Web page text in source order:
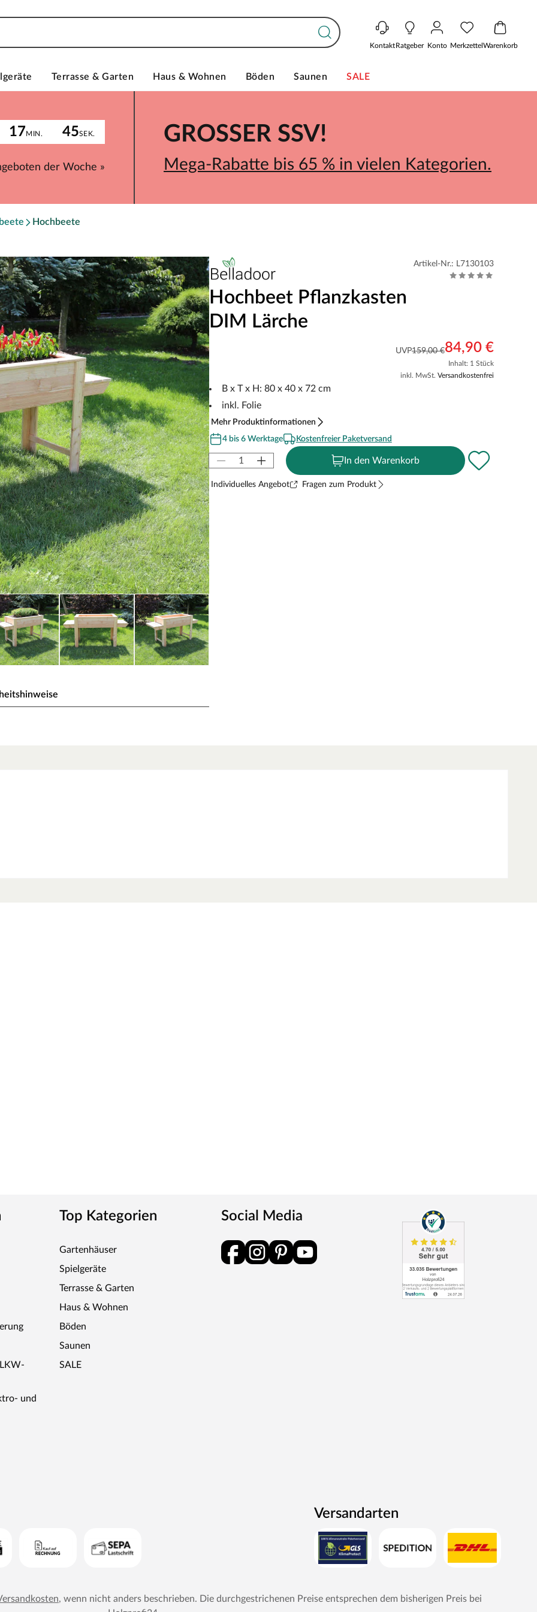
KontaktRatgeber Konto MerkzettelWarenkorb
Terrasse & Garten Haus & Wohnen Böden Saunen SALE
17MIN. 45SEK.
der Woche »
GROSSER SSV!
Mega-Rabatte bis 65 % in vielen Kategorien.
Hochbeete
kannst du alles anpflanzen, was dein
Artikel-Nr.: L7130103
Hochbeet Pflanzkasten
DIM Lärche
UVP159,00 €84,90 €
Inhalt: 1 Stück
inkl. MwSt. Versandkostenfrei
B x T x H: 80 x 40 x 72 cm
inkl. Folie
Mehr Produktinformationen
4 bis 6 Werktage
Kostenfreier Paketversand
In den Warenkorb
Individuelles Angebot Fragen zum Produkt
und
Top Kategorien
Gartenhäuser
Spielgeräte
Terrasse & Garten
Haus & Wohnen
Böden
Saunen
SALE
Social Media
Versandarten
, wenn nicht anders beschrieben. Die durchgestrichenen Preise entsprechen dem bisherigen Preis bei